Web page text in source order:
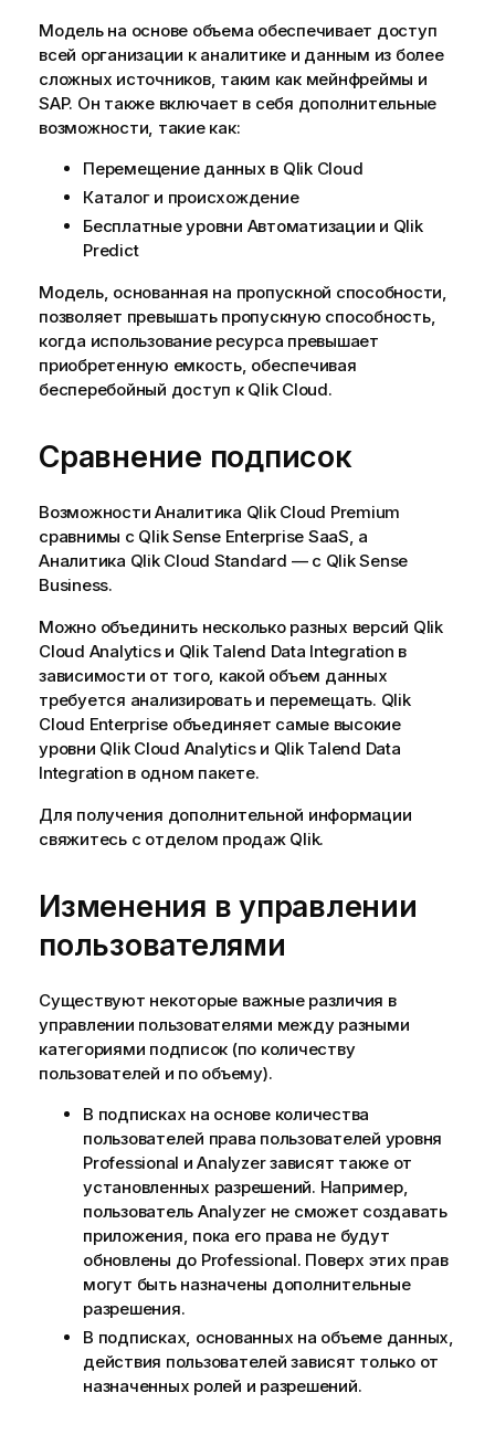
Модель на основе объема обеспечивает доступ
всей организации к аналитике и данным из более
сложных источников, таким как мейнфреймы и
SAP. Он также включает в себя дополнительные
возможности, такие как:
Перемещение данных в Qlik Cloud
Каталог и происхождение
Бесплатные уровни Автоматизации и Qlik
Predict
Модель, основанная на пропускной способности,
позволяет превышать пропускную способность,
когда использование ресурса превышает
приобретенную емкость, обеспечивая
бесперебойный доступ к Qlik Cloud.
Сравнение подписок
Возможности Аналитика Qlik Cloud Premium
сравнимы с Qlik Sense Enterprise SaaS, а
Аналитика Qlik Cloud Standard — с Qlik Sense
Business.
Можно объединить несколько разных версий Qlik
Cloud Analyticsи Qlik Talend Data Integration в
зависимости от того, какой объем данных
требуется анализировать и перемещать. Qlik
Cloud Enterprise объединяет самые высокие
уровни Qlik Cloud Analyticsи Qlik Talend Data
Integration в одном пакете.
Для получения дополнительной информации
свяжитесь с отделом продаж Qlik.
Изменения в управлении
пользователями
Существуют некоторые важные различия в
управлении пользователями между разными
категориями подписок (по количеству
пользователей и по объему).
В подписках на основе количества
пользователей права пользователей уровня
Professional и Analyzer зависят также от
установленных разрешений. Например,
пользователь Analyzer не сможет создавать
приложения, пока его права не будут
обновлены до Professional. Поверх этих прав
могут быть назначены дополнительные
разрешения.
В подписках, основанных на объеме данных,
действия пользователей зависят только от
назначенных ролей и разрешений.